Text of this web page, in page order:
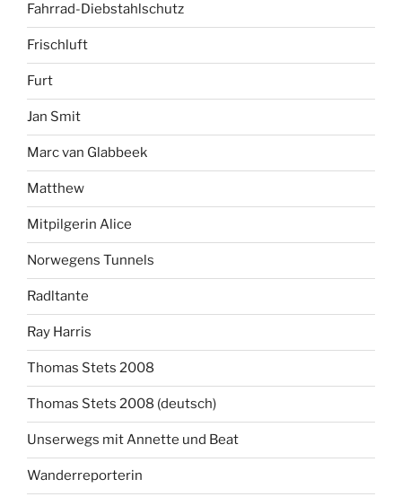
Fahrrad-Diebstahlschutz
Frischluft
Furt
Jan Smit
Marc van Glabbeek
Matthew
Mitpilgerin Alice
Norwegens Tunnels
Radltante
Ray Harris
Thomas Stets 2008
Thomas Stets 2008 (deutsch)
Unserwegs mit Annette und Beat
Wanderreporterin